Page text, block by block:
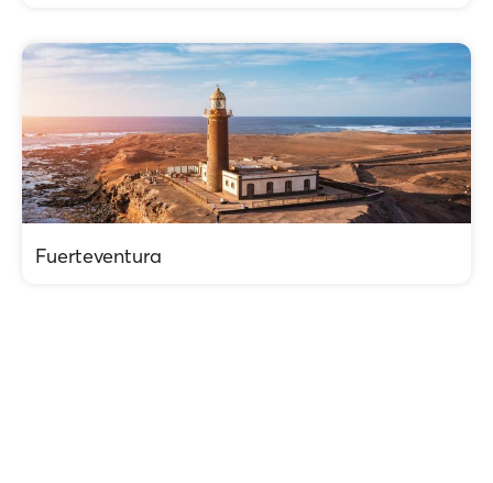
Fuerteventura